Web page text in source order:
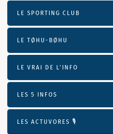
LE SPORTING CLUB
LE TØHU-BØHU
LE VRAI DE L’INFO
LES 5 INFOS
LES ACTUVORES 🎙